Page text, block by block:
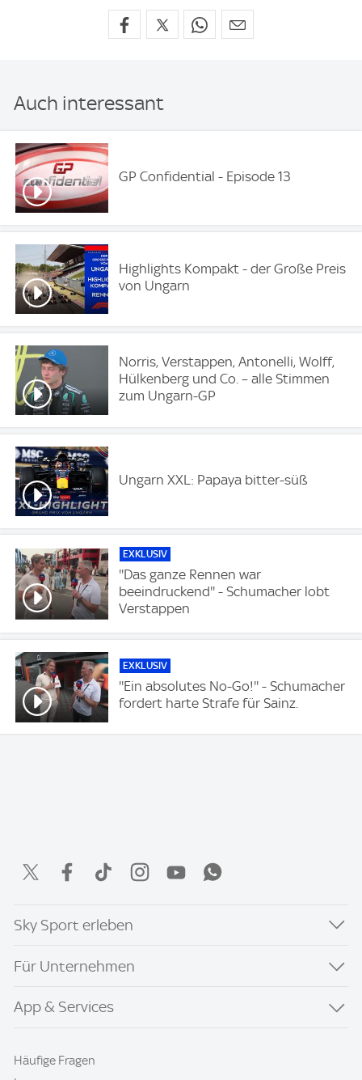
Auch interessant
GP Confidential - Episode 13
Highlights Kompakt - der Große Preis
von Ungarn
Norris, Verstappen, Antonelli, Wolff,
Hülkenberg und Co. – alle Stimmen
zum Ungarn-GP
Ungarn XXL: Papaya bitter-süß
EXKLUSIV
''Das ganze Rennen war
beeindruckend'' - Schumacher lobt
Verstappen
EXKLUSIV
''Ein absolutes No-Go!'' - Schumacher
fordert harte Strafe für Sainz.
Sky Sport erleben
Für Unternehmen
App & Services
Häufige Fragen